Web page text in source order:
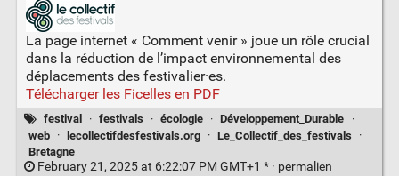
La page internet « Comment venir » joue un rôle crucial
dans la réduction de l’impact environnemental des
déplacements des festivalier·es.
Télécharger les Ficelles en PDF
festival · festivals · écologie · Développement_Durable
·
web
· lecollectifdesfestivals.org · Le_Collectif_des_festivals
·
Bretagne
February 21, 2025 at 6:22:07 PM GMT+1 * · permalien